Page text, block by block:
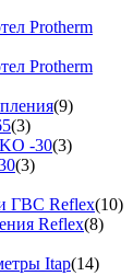
Protherm
Protherm
(9)
(3)
-30(3)
(3)
ГВС Reflex(10)
Reflex(8)
Itap(14)